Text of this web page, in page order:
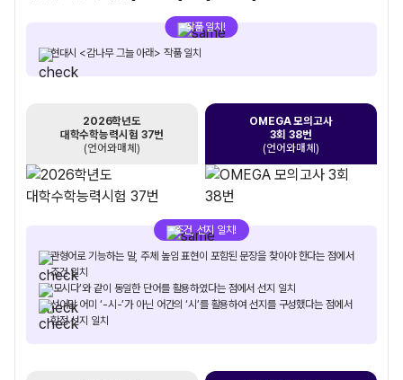
현대시 <감나무 그늘 아래> 작품 일치
작품 일치!
2026학년도
대학수학능력시험 37번
(언어와매체)
OMEGA 모의고사
3회 38번
(언어와매체)
관형어로 기능하는 말, 주체 높임 표현이 포함된 문장을 찾아야 한다는 점에서
조건 일치
‘모시다’와 같이 동일한 단어를 활용하였다는 점에서 선지 일치
선어말 어미 ‘-시-’가 아닌 어간의 ‘시’를 활용하여 선지를 구성했다는 점에서
함정 선지 일치
조건, 선지 일치!